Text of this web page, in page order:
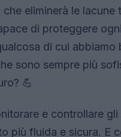
eliminerà le lacune
di proteggere
di cui abbiamo
sono sempre più
💪
e controllare
più fluida e sicura. E